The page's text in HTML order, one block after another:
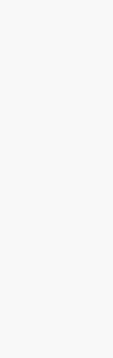
国走私7万
第四届链博